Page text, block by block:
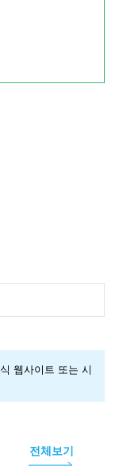
웹사이트 또는 시
전체보기